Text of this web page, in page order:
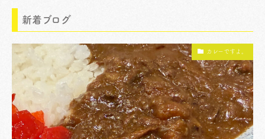
新着ブログ
カレーですよ。